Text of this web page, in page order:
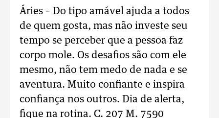
Áries – Do tipo amável ajuda a todos
de quem gosta, mas não investe seu
tempo se perceber que a pessoa faz
corpo mole. Os desafios são com ele
mesmo, não tem medo de nada e se
aventura. Muito confiante e inspira
confiança nos outros. Dia de alerta,
fique na rotina. C. 207 M. 7590